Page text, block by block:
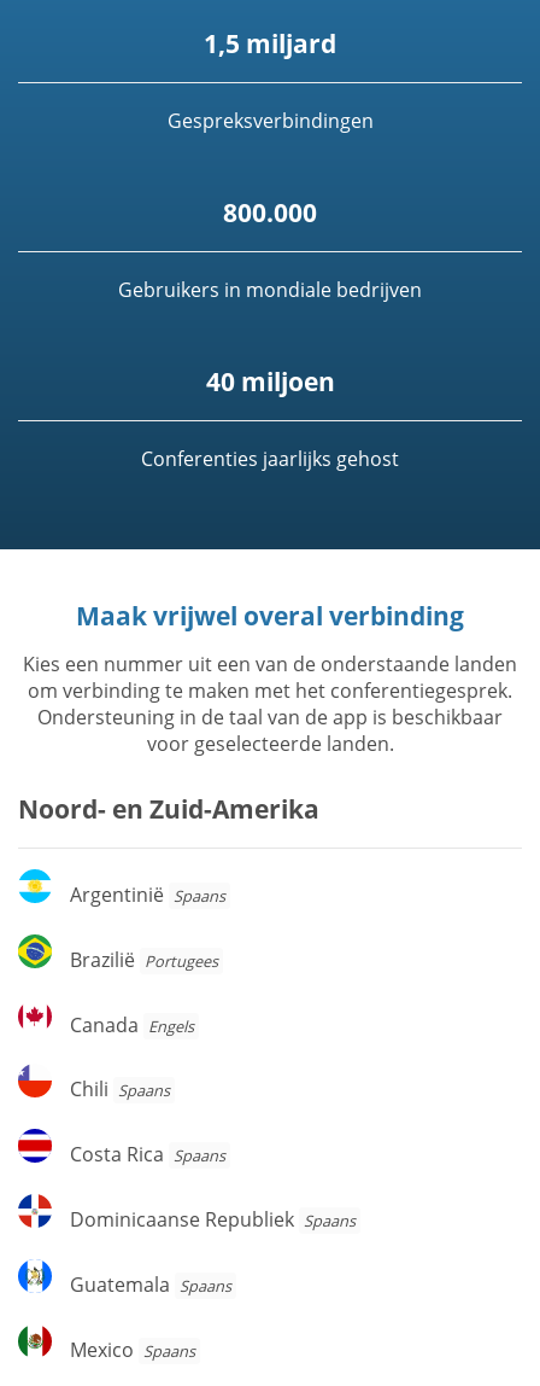
1,5 miljard
Gespreksverbindingen
800.000
Gebruikers in mondiale bedrijven
40 miljoen
Conferenties jaarlijks gehost
Maak vrijwel overal verbinding
Kies een nummer uit een van de onderstaande landen
om verbinding te maken met het conferentiegesprek.
Ondersteuning in de taal van de app is beschikbaar
voor geselecteerde landen.
Noord- en Zuid-Amerika
Argentinië
Argentinië Spaans
Brazilië
Brazilië Portugees
Canada
Canada Engels
Chili
Chili Spaans
Costa
Rica
Costa Rica Spaans
Dominicaanse
Republiek
Dominicaanse Republiek Spaans
Guatemala
Guatemala Spaans
Mexico
Mexico Spaans